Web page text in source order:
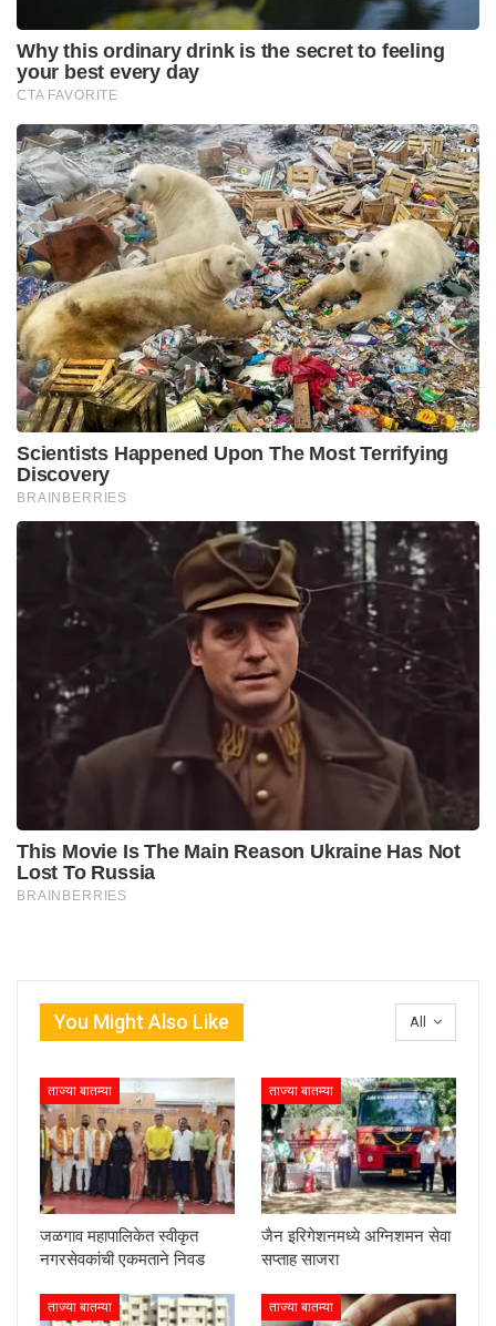
All
You Might Also Like
ताज्या बातम्या
जळगाव महापालिकेत स्वीकृत
नगरसेवकांची एकमताने निवड
ताज्या बातम्या
जैन इरिगेशनमध्ये अग्निशमन सेवा
सप्ताह साजरा
ताज्या बातम्या ताज्या बातम्या